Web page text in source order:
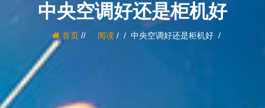
中央空调好还是柜机好
首页/ 阅读/ 中央空调好还是柜机好